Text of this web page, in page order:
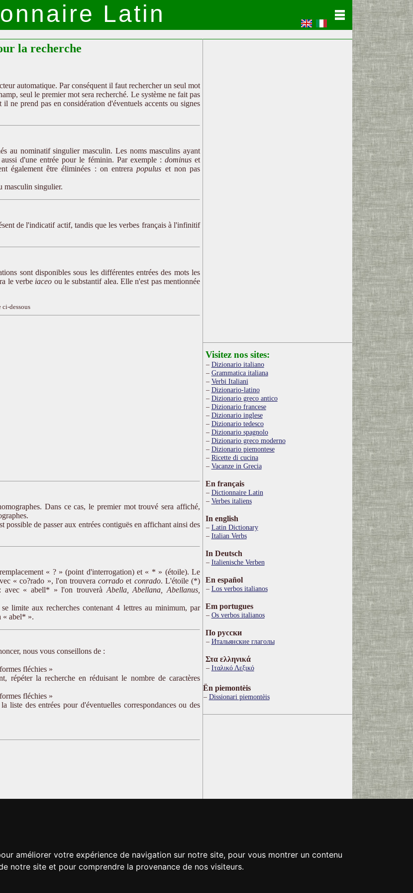
améliorer votre expérience de navigation sur notre site, pour vous montrer un contenu
notre site et pour comprendre la provenance de nos visiteurs.
Latin
la recherche
automatique. Par conséquent il faut rechercher un seul mot
seul le premier mot sera recherché. Le système ne fait pas
ne prend pas en considération d'éventuels accents ou signes
au nominatif singulier masculin. Les noms masculins ayant
d'une entrée pour le féminin. Par exemple : dominuset
également être éliminées : on entrerapopulus et non pas
masculin singulier.
de l'indicatif actif, tandis que les verbes français à l'infinitif
sont disponibles sous les différentes entrées des mots les
le verbe iaceo ou le substantif alea. Elle n'est pas mentionnée
dessous
Dans ce cas, le premier mot trouvé sera affiché,
possible de passer aux entrées contiguës en affichant ainsi des
« ? » (point d'interrogation) et « * » (étoile). Le
« co?rado », l'on trouveracorrado et conrado. L'étoile (*)
avec « abell* » l'on trouverà Abella, Abellana, Abellanus,
limite aux recherches contenant 4 lettres au minimum, par
« abel* ».
nous vous conseillons de :
fléchies »
répéter la recherche en réduisant le nombre de caractères
fléchies »
des entrées pour d'éventuelles correspondances ou des
Visitez nos sites:
Dizionario italiano
Grammatica italiana
Verbi Italiani
Dizionario-latino
Dizionario greco antico
Dizionario francese
Dizionario inglese
Dizionario tedesco
Dizionario spagnolo
Dizionario greco moderno
Dizionario piemontese
Ricette di cucina
Vacanze in Grecia
En français
Dictionnaire Latin
Verbes italiens
In english
Latin Dictionary
Italian Verbs
In Deutsch
Italienische Verben
En español
Los verbos italianos
Em portugues
Os verbos italianos
По русски
Итальянские глаголы
Στα ελληνικά
Ιταλικό Λεξικό
Ën piemontèis
Dissionari piemontèis